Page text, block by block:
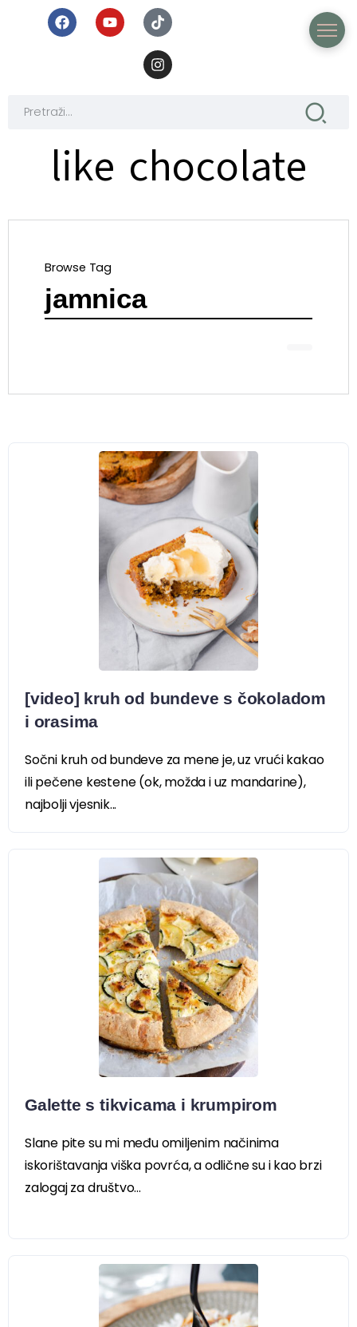
like chocolate
Browse Tag
jamnica
[video] kruh od bundeve s čokoladom
i orasima
Sočni kruh od bundeve za mene je, uz vrući kakao
ili pečene kestene (ok, možda i uz mandarine),
najbolji vjesnik...
Galette s tikvicama i krumpirom
Slane pite su mi među omiljenim načinima
iskorištavanja viška povrća, a odlične su i kao brzi
zalogaj za društvo...